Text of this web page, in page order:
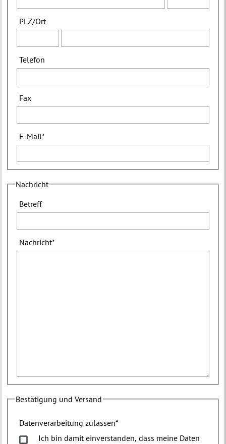
PLZ/Ort
Telefon
Fax
E-Mail*
Nachricht
Betreff
Nachricht*
Bestätigung und Versand
Datenverarbeitung zulassen*
Ich bin damit einverstanden, dass meine Daten